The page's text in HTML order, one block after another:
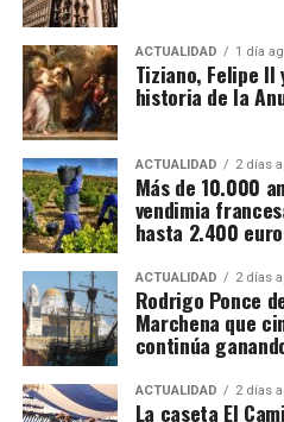
ACTUALIDAD 1 día
Tiziano, Felipe II
historia de la
ACTUALIDAD 2 días
Más de 10.000
vendimia
hasta 2.400
ACTUALIDAD 2 días
Rodrigo Ponce
Marchena que
continúa
ACTUALIDAD 2 días
La caseta El